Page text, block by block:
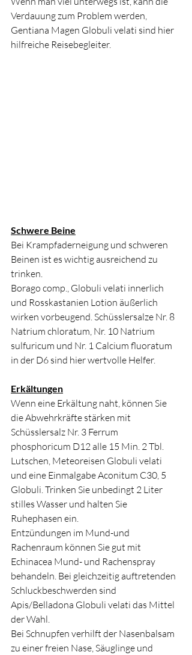
Verdauung zum Problem werden,
Gentiana Magen Globuli velati sind hier
hilfreiche Reisebegleiter.
Schwere Beine
Bei Krampfaderneigung und schweren
Beinen ist es wichtig ausreichend zu
trinken.
Borago comp., Globuli velati innerlich
und Rosskastanien Lotion äußerlich
wirken vorbeugend. Schüsslersalze Nr. 8
Natrium chloratum, Nr. 10 Natrium
sulfuricum und Nr. 1 Calcium fluoratum
in der D6 sind hier wertvolle Helfer.
Erkältungen
Wenn eine Erkältung naht, können Sie
die Abwehrkräfte stärken mit
Schüsslersalz Nr. 3 Ferrum
phosphoricum D12 alle 15 Min. 2 Tbl.
Lutschen, Meteoreisen Globuli velati
und eine Einmalgabe Aconitum C30, 5
Globuli. Trinken Sie unbedingt 2 Liter
stilles Wasser und halten Sie
Ruhephasen ein.
Entzündungen im Mund-und
Rachenraum können Sie gut mit
Echinacea Mund- und Rachenspray
behandeln. Bei gleichzeitig auftretenden
Schluckbeschwerden sind
Apis/Belladona Globuli velati das Mittel
der Wahl.
Bei Schnupfen verhilft der Nasenbalsam
zu einer freien Nase, Säuglinge und